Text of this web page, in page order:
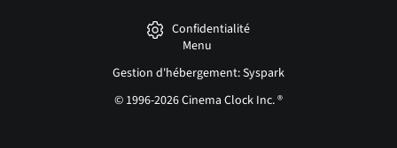
Confidentialité
Menu
Gestion d'hébergement: Syspark
© 1996-2026 Cinema Clock Inc. ®